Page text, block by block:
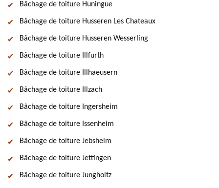
Bâchage de toiture Huningue
Bâchage de toiture Husseren Les Chateaux
Bâchage de toiture Husseren Wesserling
Bâchage de toiture Illfurth
Bâchage de toiture Illhaeusern
Bâchage de toiture Illzach
Bâchage de toiture Ingersheim
Bâchage de toiture Issenheim
Bâchage de toiture Jebsheim
Bâchage de toiture Jettingen
Bâchage de toiture Jungholtz